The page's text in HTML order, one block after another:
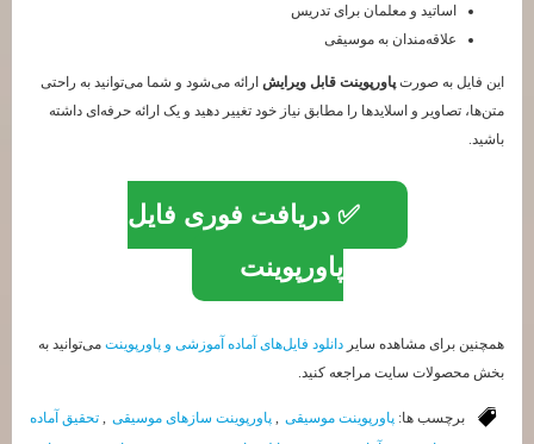
اساتید و معلمان برای تدریس
علاقه‌مندان به موسیقی
این فایل به صورتپاورپوینت قابل ویرایش ارائه می‌شود و شما می‌توانید به راحتی
متن‌ها، تصاویر و اسلایدها را مطابق نیاز خود تغییر دهید و یک ارائه حرفه‌ای داشته
باشید.
✅ دریافت فوری فایل
پاورپوینت
همچنین برای مشاهده سایر دانلود فایل‌های آماده آموزشی و پاورپوینت می‌توانید به
بخش محصولات سایت مراجعه کنید.
برچسب ها: پاورپوینت موسیقی پاورپوینت سازهای موسیقی
تحقیق آماده